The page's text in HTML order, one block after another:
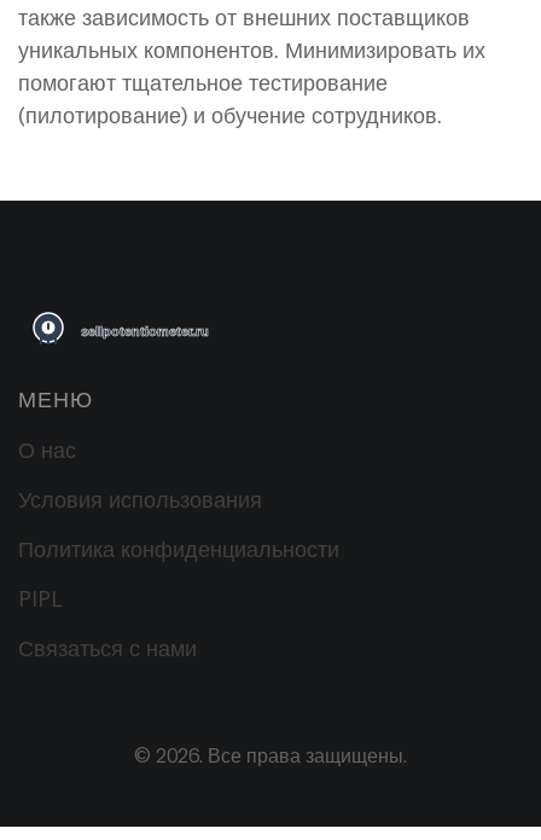
также зависимость от внешних поставщиков
уникальных компонентов. Минимизировать их
помогают тщательное тестирование
(пилотирование) и обучение сотрудников.
МЕНЮ
О нас
Условия использования
Политика конфиденциальности
PIPL
Связаться с нами
© 2026. Все права защищены.